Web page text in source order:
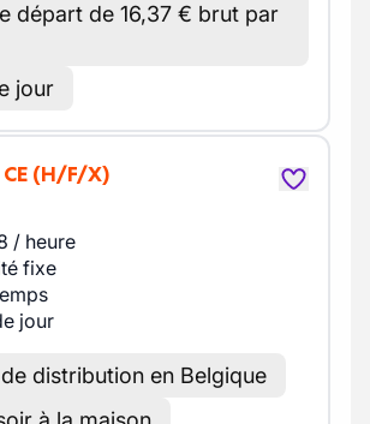
départ de 16,37 € brut par
jour
(H/F/X)
/ heure
fixe
jour
distribution en Belgique